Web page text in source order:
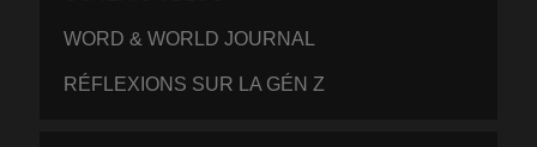
WORD & WORLD JOURNAL
RÉFLEXIONS SUR LA GÉN Z